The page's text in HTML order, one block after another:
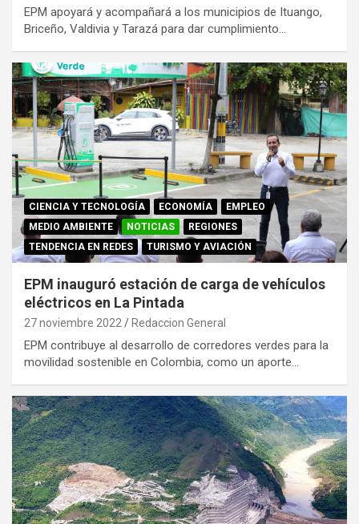
EPM apoyará y acompañará a los municipios de Ituango,
Briceño, Valdivia y Tarazá para dar cumplimiento…
CIENCIA Y TECNOLOGÍA ECONOMÍA
EMPLEO
MEDIO AMBIENTE
NOTICIAS
REGIONES
TENDENCIA EN REDES
TURISMO Y AVIACIÓN
EPM inauguró estación de carga de vehículos
eléctricos en La Pintada
27 noviembre 2022 Redaccion General
EPM contribuye al desarrollo de corredores verdes para la
movilidad sostenible en Colombia, como un aporte…